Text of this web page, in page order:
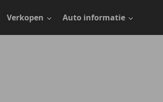
Verkopen Auto informatie